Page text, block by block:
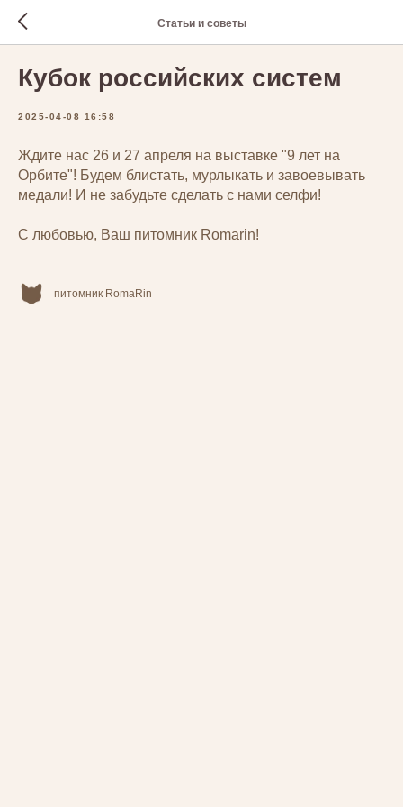
Статьи и советы
Кубок российских систем
2025-04-08 16:58
Ждите нас 26 и 27 апреля на выставке "9 лет на
Орбите"! Будем блистать, мурлыкать и завоевывать
медали! И не забудьте сделать с нами селфи!
С любовью, Ваш питомник Romarin!
питомник RomaRin